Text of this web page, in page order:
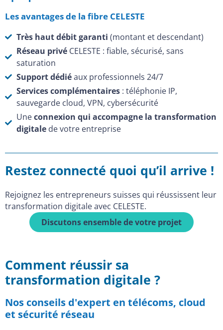
Les avantages de la fibre CELESTE
Très haut débit garanti (montant et descendant)
Réseau privé CELESTE : fiable, sécurisé, sans
saturation
Support dédiéaux professionnels 24/7
Services complémentaires: téléphonie IP,
sauvegarde cloud, VPN, cybersécurité
Uneconnexion qui accompagne la transformation
digitale de votre entreprise
Restez connecté quoi qu’il arrive !
Rejoignez les entrepreneurs suisses qui réussissent leur
transformation digitale avec CELESTE.
Discutons ensemble de votre projet
Comment réussir sa
transformation digitale ?
Nos conseils d'expert en télécoms, cloud
et sécurité réseau